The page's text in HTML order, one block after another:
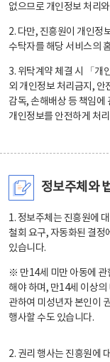
없으므로 개인정보 처리
2. 다만, 진흥원이 개인정
수탁자를 해당 서비스의
3. 위탁계약 체결 시 「개
외 개인정보 처리금지, 안
감독, 손해배상 등 책임에
개인정보를 안전하게 처
정보주체와
1. 정보주체는 진흥원에
철회 요구, 자동화된 결정
있습니다.
※ 만14세 미만 아동에 관
해야 하며, 만14세 이상의
관하여 미성년자 본인이
행사할 수도 있습니다.
2. 권리 행사는 진흥원에